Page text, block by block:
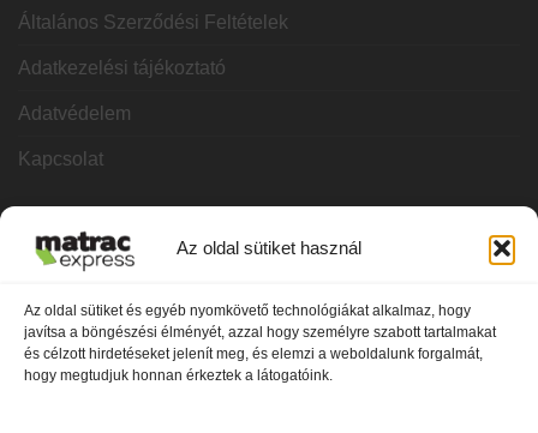
Az oldal sütiket használ
Az oldal sütiket és egyéb nyomkövető technológiákat alkalmaz, hogy
javítsa a böngészési élményét, azzal hogy személyre szabott tartalmakat
és célzott hirdetéseket jelenít meg, és elemzi a weboldalunk forgalmát,
hogy megtudjuk honnan érkeztek a látogatóink.
Általános Szerződési Feltételek
Adatkezelési tájékoztató
Adatvédelem
Kapcsolat
Vákuum matracok
Memóriahabos matracok